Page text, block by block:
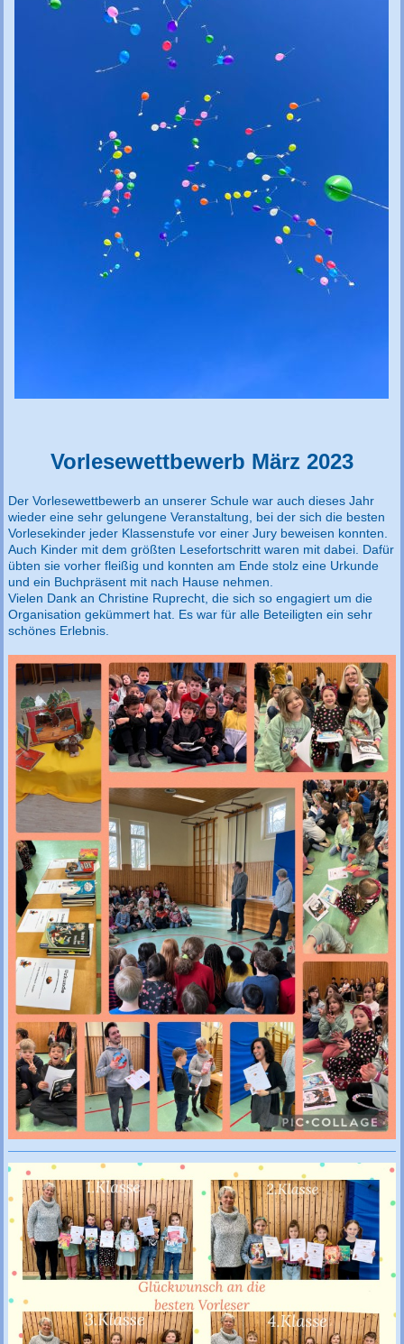
Vorlesewettbewerb März 2023
Der Vorlesewettbewerb an unserer Schule war auch dieses Jahr
wieder eine sehr gelungene Veranstaltung, bei der sich die besten
Vorlesekinder jeder Klassenstufe vor einer Jury beweisen konnten.
Auch Kinder mit dem größten Lesefortschritt waren mit dabei. Dafür
übten sie vorher fleißig und konnten am Ende stolz eine Urkunde
und ein Buchpräsent mit nach Hause nehmen.
Vielen Dank an Christine Ruprecht, die sich so engagiert um die
Organisation gekümmert hat. Es war für alle Beteiligten ein sehr
schönes Erlebnis.